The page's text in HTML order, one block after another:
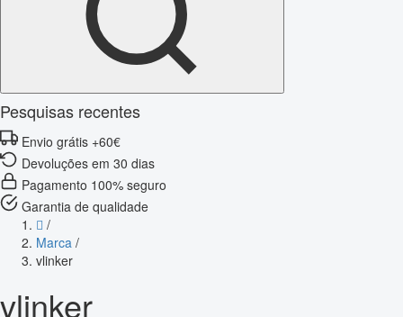
Pesquisas recentes
Envio grátis +60€
Devoluções em 30 dias
Pagamento 100% seguro
Garantia de qualidade
/
Marca /
vlinker
vlinker